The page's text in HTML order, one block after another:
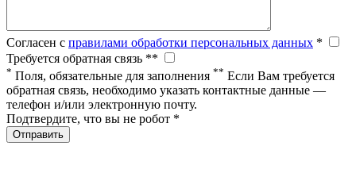
Согласен с правилами обработки персональных данных *
Требуется обратная связь **
* Поля, обязательные для заполнения ** Если Вам требуется
обратная связь, необходимо указать контактные данные —
телефон и/или электронную почту.
Подтвердите, что вы не робот *
Отправить